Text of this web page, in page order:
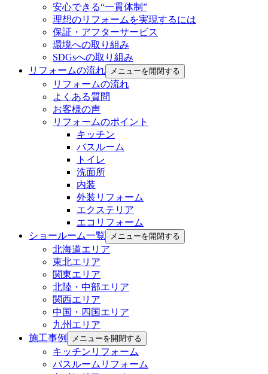
安心できる“一貫体制”
理想のリフォームを実現するには
保証・アフターサービス
環境への取り組み
SDGsへの取り組み
リフォームの流れ
メニューを開閉する
リフォームの流れ
よくある質問
お客様の声
リフォームのポイント
キッチン
バスルーム
トイレ
洗面所
内装
外装リフォーム
エクステリア
エコリフォーム
ショールーム一覧
メニューを開閉する
北海道エリア
東北エリア
関東エリア
北陸・中部エリア
関西エリア
中国・四国エリア
九州エリア
施工事例
メニューを開閉する
キッチンリフォーム
バスルームリフォーム